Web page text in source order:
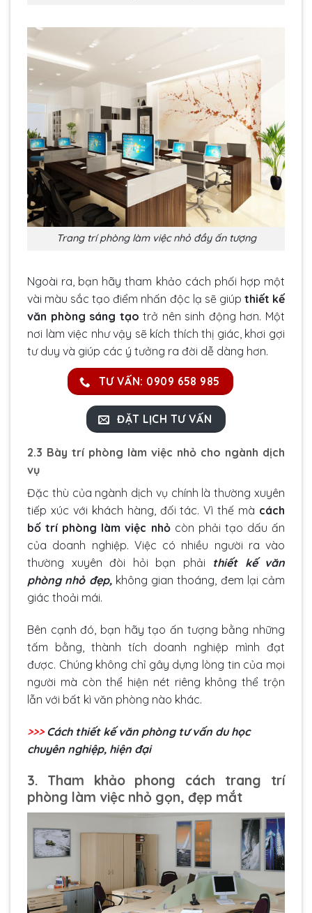
Trang trí phòng làm việc nhỏ đầy ấn tượng
Ngoài ra, bạn hãy tham khảo cách phối hợp một
vài màu sắc tạo điểm nhấn độc lạ sẽ giúp thiết kế
văn phòng sáng tạo trở nên sinh động hơn. Một
nơi làm việc như vậy sẽ kích thích thị giác, khơi gợi
tư duy và giúp các ý tưởng ra đời dễ dàng hơn.
TƯ VẤN: 0909 658 985
ĐẶT LỊCH TƯ VẤN
2.3 Bày trí phòng làm việc nhỏ cho ngành dịch
vụ
Đặc thù của ngành dịch vụ chính là thường xuyên
tiếp xúc với khách hàng, đối tác. Vì thế mà cách
bố trí phòng làm việc nhỏcòn phải tạo dấu ấn
của doanh nghiệp. Việc có nhiều người ra vào
thường xuyên đòi hỏi bạn phải thiết kế văn
phòng nhỏ đẹp,không gian thoáng, đem lại cảm
giác thoải mái.
Bên cạnh đó, bạn hãy tạo ấn tượng bằng những
tấm bằng, thành tích doanh nghiệp mình đạt
được. Chúng không chỉ gây dựng lòng tin của mọi
người mà còn thể hiện nét riêng không thể trộn
lẫn với bất kì văn phòng nào khác.
>>>Cách thiết kế văn phòng tư vấn du học
chuyên nghiệp, hiện đại
3. Tham khảo phong cách trang trí
phòng làm việc nhỏ gọn, đẹp mắt